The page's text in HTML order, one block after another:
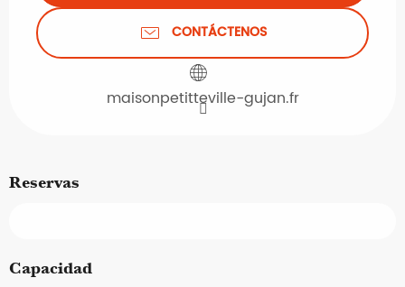
CONTÁCTENOS
maisonpetitteville-gujan.fr
Reservas
Capacidad